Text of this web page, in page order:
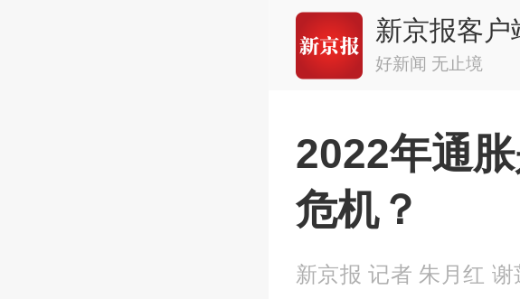
新京报客户
好新闻 无止境
2022年通
危机？
新京报 记者 朱月红